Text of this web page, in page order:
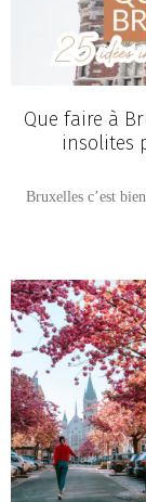
Que faire à
insolites
Bruxelles c’est